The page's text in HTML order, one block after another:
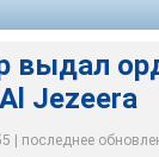
выдал
Jezeera
| последнее